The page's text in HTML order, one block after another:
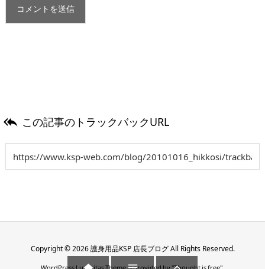
 この記事のトラックバックURL
Copyright ©2026 護身用品KSP 店長ブログAll Rights Reserved.